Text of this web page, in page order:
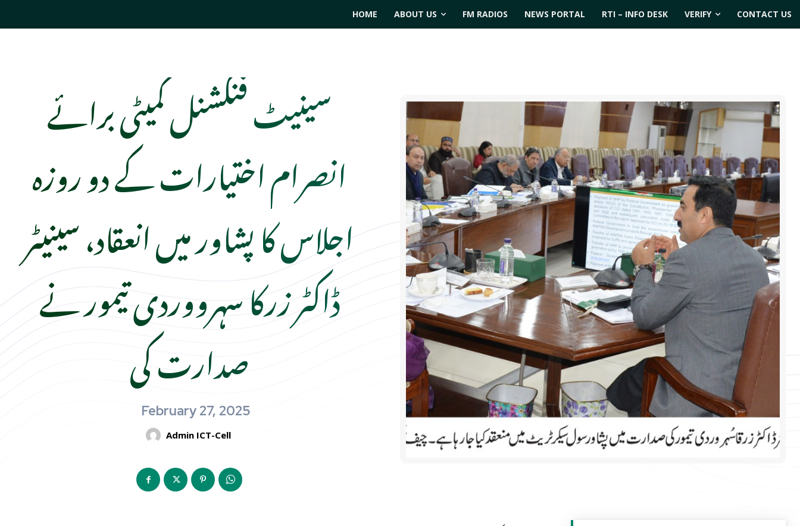
HOME ABOUT US FM RADIOS NEWS PORTAL RTI – INFO DESK VERIFY CONTACT US
سینیٹ فنکشنل کمیٹی برائے
انصرام اختیارات کے دو روزہ
اجلاس کا پشاور میں انعقاد، سینیٹر
ڈاکٹر زرکا سہرووردی تیمور نے
صدارت کی
February 27, 2025
Admin ICT-Cell